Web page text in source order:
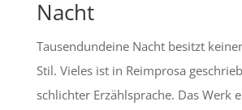
Nacht
Tausendundeine Nacht besitzt
Stil. Vieles ist in Reimprosa
schlichter Erzählsprache. Das Werk